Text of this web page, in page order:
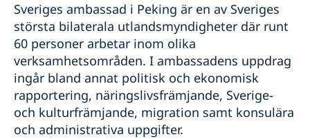
Nyheter
Summertime opening hours of migration section
Sveriges ambassad i Peking är en av Sveriges
största bilaterala utlandsmyndigheter där runt
60 personer arbetar inom olika
verksamhetsområden. I ambassadens uppdrag
ingår bland annat politisk och ekonomisk
rapportering, näringslivsfrämjande, Sverige-
och kulturfrämjande, migration samt konsulära
och administrativa uppgifter.